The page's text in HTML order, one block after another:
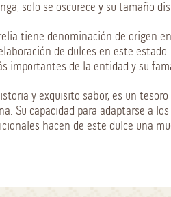
solo se oscurece y su tamaño
tiene denominación de origen
de dulces en este
importantes de la entidad y su
y exquisito sabor, es un
Su capacidad para adaptarse a
hacen de este dulce una